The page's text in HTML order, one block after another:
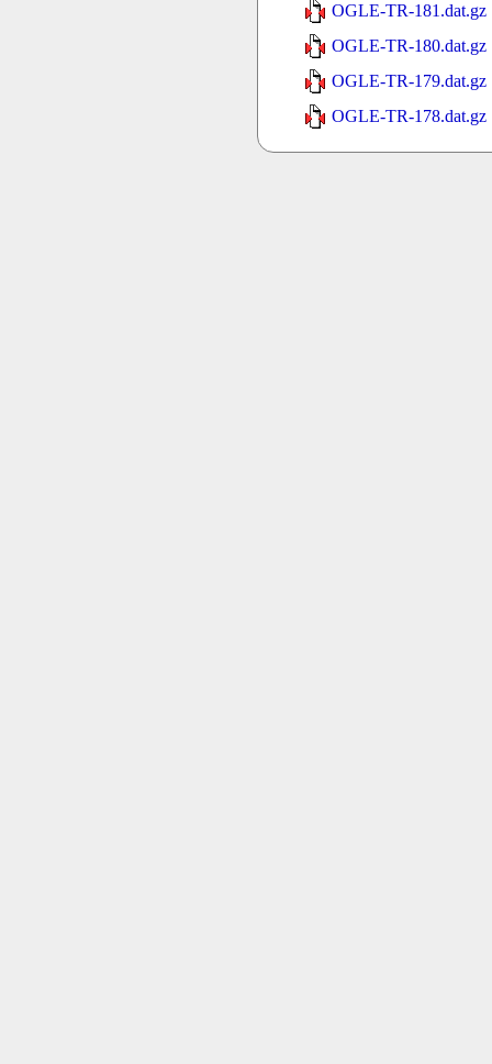
OGLE-TR-181.dat.gz
OGLE-TR-180.dat.gz
OGLE-TR-179.dat.gz
OGLE-TR-178.dat.gz